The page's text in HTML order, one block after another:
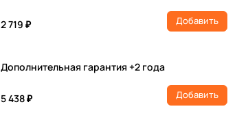
2 719 ₽ Добавить
Дополнительная гарантия +2 года
5 438 ₽ Добавить